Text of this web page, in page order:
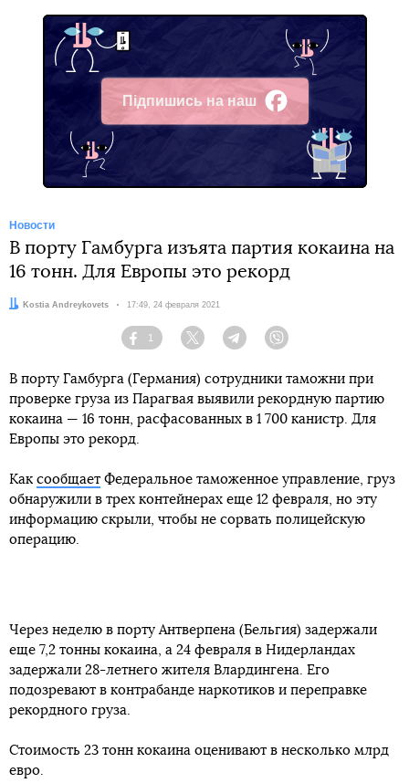
Підпишись на наш
Facebook
Новости
В порту Гамбурга изъята партия кокаина на
16 тонн. Для Европы это рекорд
Автор:Kostia Andreykovets Дата:
17:49, 24 февраля 2021
Facebook
1
Twitter TelegramViber
В порту Гамбурга (Германия) сотрудники таможни при
проверке груза из Парагвая выявили рекордную партию
кокаина — 16 тонн, расфасованных в 1 700 канистр. Для
Европы это рекорд.
Как сообщает Федеральное таможенное управление, груз
обнаружили в трех контейнерах еще 12 февраля, но эту
информацию скрыли, чтобы не сорвать полицейскую
операцию.
Через неделю в порту Антверпена (Бельгия) задержали
еще 7,2 тонны кокаина, а 24 февраля в Нидерландах
задержали 28-летнего жителя Влардингена. Его
подозревают в контрабанде наркотиков и переправке
рекордного груза.
Стоимость 23 тонн кокаина оценивают в несколько млрд
евро.